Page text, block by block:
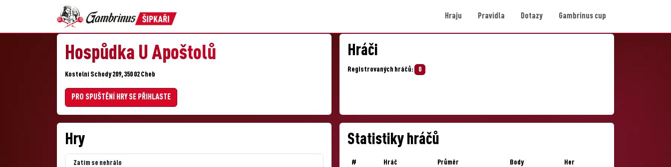
Hraju Pravidla Dotazy Gambrinus cup
Hospůdka U Apoštolů
Kostelní Schody 209, 350 02 Cheb
PRO SPUŠTĚNÍ HRY SE PŘIHLASTE
Hráči
Registrovaných hráčů: 0
Hry
Zatím se nehrálo
Statistiky hráčů
# Hráč Průměr Body Her